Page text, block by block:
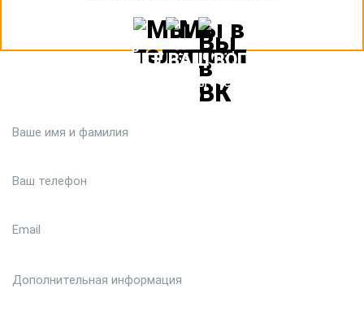
ЗАДАЙТЕ ВАШ ВОПРОС
Или кратко опишите ситуацию. Мы очень быстро свяжемся с
вами :)